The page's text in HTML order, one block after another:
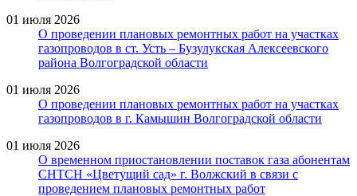
01 июля 2026
О проведении плановых ремонтных работ на участках
газопроводов в ст. Усть – Бузулукская Алексеевского
района Волгоградской области
01 июля 2026
О проведении плановых ремонтных работ на участках
газопроводов в г. Камышин Волгоградской области
01 июля 2026
О временном приостановлении поставок газа абонентам
СНТСН «Цветущий сад» г. Волжский в связи с
проведением плановых ремонтных работ